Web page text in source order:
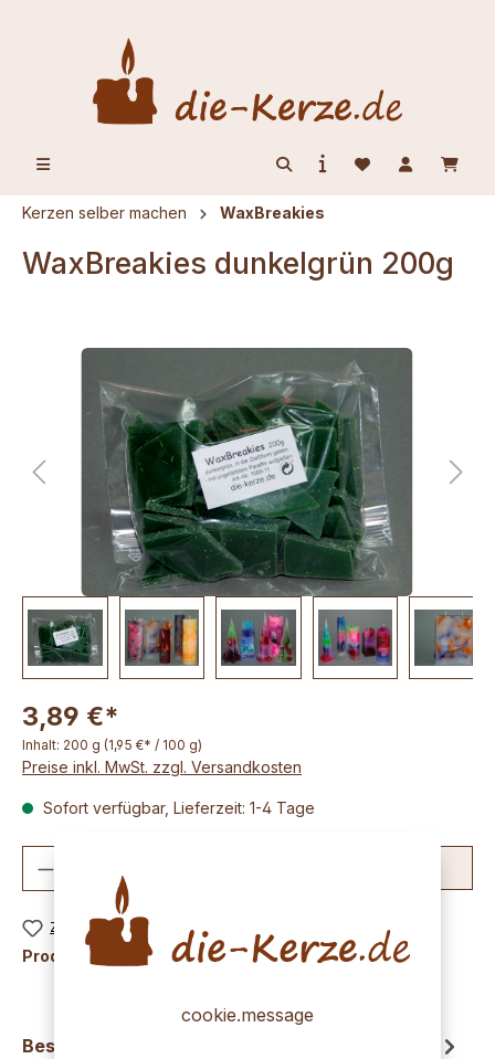
Kerzen selber machen WaxBreakies
WaxBreakies dunkelgrün 200g
Bildergalerie überspringen
3,89 €*
Inhalt: 200 g (1,95 €* / 100 g)
Preise inkl. MwSt. zzgl. Versandkosten
Sofort verfügbar, Lieferzeit: 1-4 Tage
Produkt Anzahl: Gib den
Zum Merkzettel hinzufügen
Produktnummer: K1065-11
Beschreibung
cookie.message